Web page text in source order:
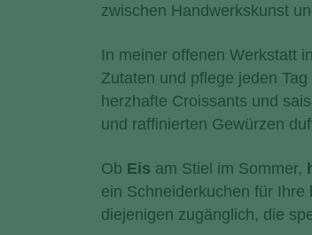
zwischen Handwerkskunst
In meiner offenen Werkstatt in
Zutaten und pflege jeden
herzhafte Croissants und
und raffinierten Gewürzen
Ob Eis am Stiel im Sommer,
ein Schneiderkuchen für Ihre
diejenigen zugänglich, die